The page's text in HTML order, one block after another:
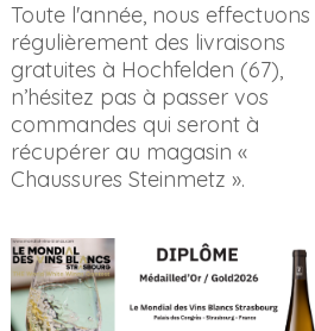
Toute l'année, nous effectuons
régulièrement des livraisons
gratuites à Hochfelden (67),
n’hésitez pas à passer vos
commandes qui seront à
récupérer au magasin «
Chaussures Steinmetz ».